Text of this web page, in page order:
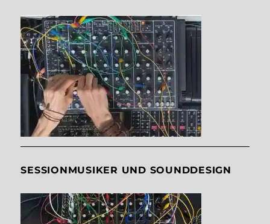
SESSIONMUSIKER UND SOUNDDESIGN